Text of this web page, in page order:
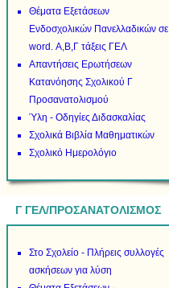
Θέματα Εξετάσεων
Ενδοσχολικών Πανελλαδικών σε
word. Α,Β,Γ τάξεις ΓΕΛ
Απαντήσεις Ερωτήσεων
Κατανόησης Σχολικού Γ
Προσανατολισμού
Ύλη - Οδηγίες Διδασκαλίας
Σχολικά Βιβλία Μαθηματικών
Σχολικό Ημερολόγιο
Γ ΓΕΛ/ΠΡΟΣΑΝΑΤΟΛΙΣΜΟΣ
Στο Σχολείο - Πλήρεις συλλογές
ασκήσεων για λύση